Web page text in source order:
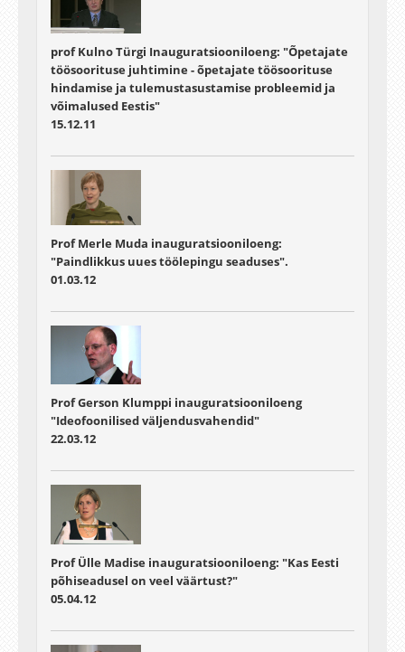
prof Kulno Türgi Inauguratsiooniloeng: "Õpetajate
töösoorituse juhtimine - õpetajate töösoorituse
hindamise ja tulemustasustamise probleemid ja
võimalused Eestis"
15.12.11
Prof Merle Muda inauguratsiooniloeng:
"Paindlikkus uues töölepingu seaduses".
01.03.12
Prof Gerson Klumppi inauguratsiooniloeng
"Ideofoonilised väljendusvahendid"
22.03.12
Prof Ülle Madise inauguratsiooniloeng: "Kas Eesti
põhiseadusel on veel väärtust?"
05.04.12